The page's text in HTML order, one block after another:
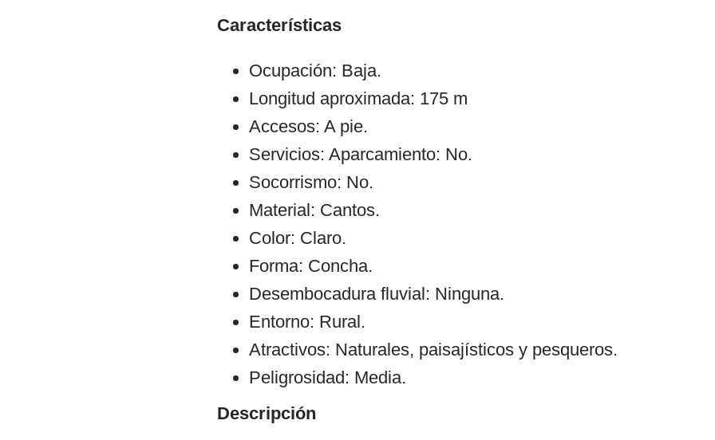
Características
Ocupación: Baja.
Longitud aproximada: 175 m
Accesos: A pie.
Servicios: Aparcamiento: No.
Socorrismo: No.
Material: Cantos.
Color: Claro.
Forma: Concha.
Desembocadura fluvial: Ninguna.
Entorno: Rural.
Atractivos: Naturales, paisajísticos y pesqueros.
Peligrosidad: Media.
Descripción